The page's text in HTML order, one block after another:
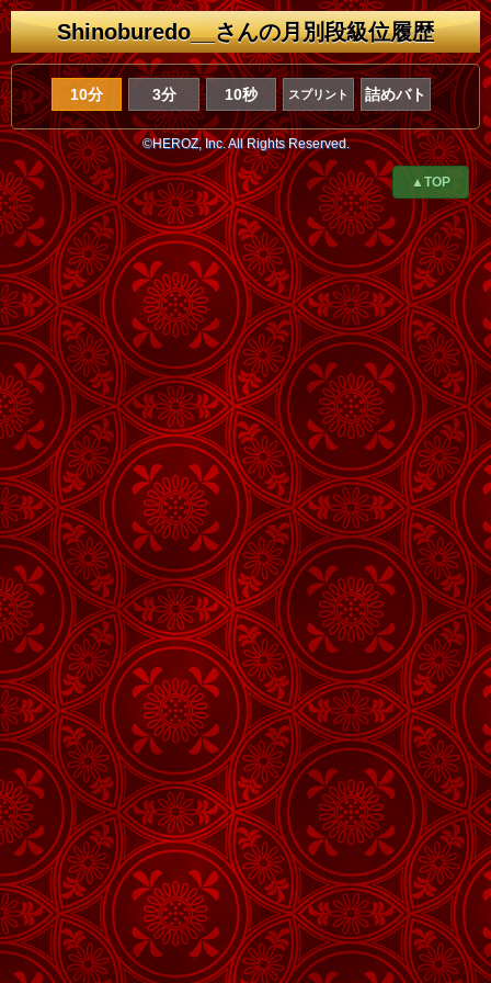
Shinoburedo__さんの月別段級位履歴
10分 3分 10秒 スプリント 詰めバト
©HEROZ, Inc. All Rights Reserved.
▲TOP